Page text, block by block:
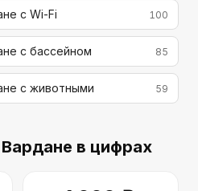
с Wi-Fi 100
с бассейном 85
с животными 59
в цифрах